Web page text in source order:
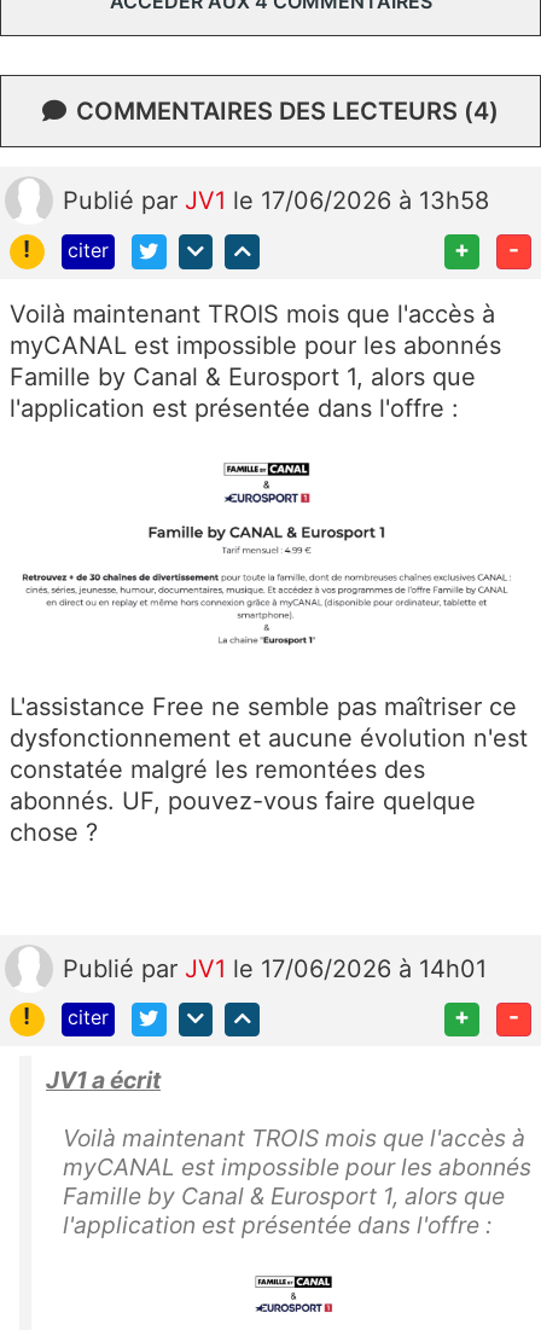
COMMENTAIRES DES LECTEURS (4)
Publié par JV1 le 17/06/2026 à 13h58
!
citer + -
Voilà maintenant TROIS mois que l'accès à
myCANAL est impossible pour les abonnés
Famille by Canal & Eurosport 1, alors que
l'application est présentée dans l'offre :
L'assistance Free ne semble pas maîtriser ce
dysfonctionnement et aucune évolution n'est
constatée malgré les remontées des
abonnés. UF, pouvez-vous faire quelque
chose ?
Publié par JV1 le 17/06/2026 à 14h01
!
citer + -
JV1 a écrit
Voilà maintenant TROIS mois que l'accès à
myCANAL est impossible pour les abonnés
Famille by Canal & Eurosport 1, alors que
l'application est présentée dans l'offre :